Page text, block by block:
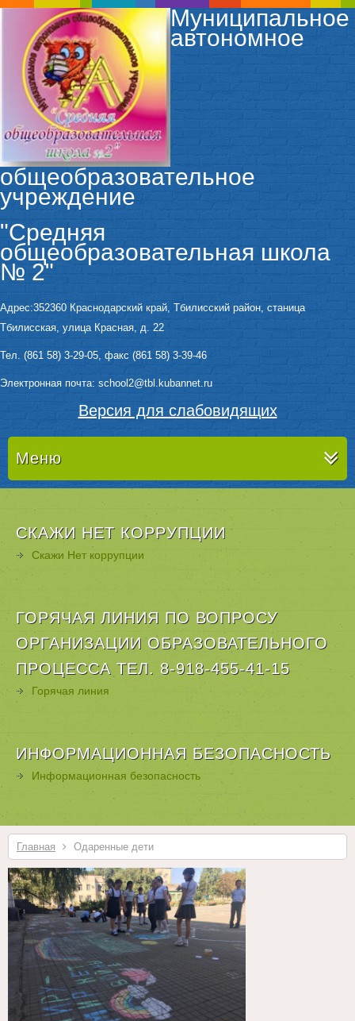
Муниципальное
автономное
общеобразовательное
учреждение
"Средняя
общеобразовательная школа
№ 2"
Адрес:352360 Краснодарский край, Тбилисский район, станица
Тбилисская, улица Красная, д. 22
Тел. (861 58) 3-29-05, факс (861 58) 3-39-46
Электронная почта: sсhool2@tbl.kubannet.ru
Версия для слабовидящих
Меню
СКАЖИ НЕТ КОРРУПЦИИ
Скажи Нет коррупции
ГОРЯЧАЯ ЛИНИЯ ПО ВОПРОСУ
ОРГАНИЗАЦИИ ОБРАЗОВАТЕЛЬНОГО
ПРОЦЕССА ТЕЛ. 8-918-455-41-15
Горячая линия
ИНФОРМАЦИОННАЯ БЕЗОПАСНОСТЬ
Информационная безопасность
Главная Одаренные дети